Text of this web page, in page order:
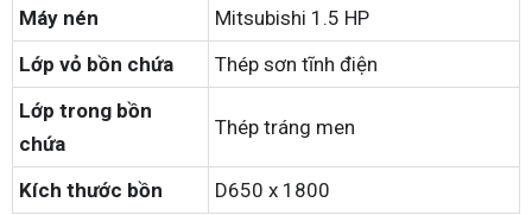
Máy nén
Mitsubishi 1.5 HP
Lớp vỏ bồn chứa
Thép sơn tĩnh điện
Lớp trong bồn
chứa
Thép tráng men
Kích thước bồn D650 x 1800